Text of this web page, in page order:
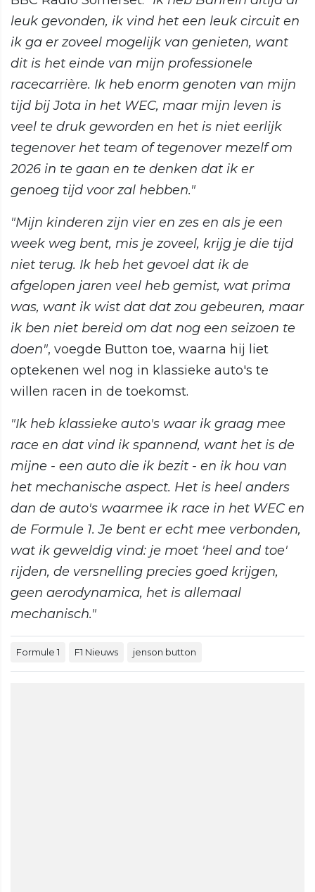
leuk gevonden, ik vind het een leuk circuit en
ik ga er zoveel mogelijk van genieten, want
dit is het einde van mijn professionele
racecarrière. Ik heb enorm genoten van mijn
tijd bij Jota in het WEC, maar mijn leven is
veel te druk geworden en het is niet eerlijk
tegenover het team of tegenover mezelf om
2026 in te gaan en te denken dat ik er
genoeg tijd voor zal hebben."
"Mijn kinderen zijn vier en zes en als je een
week weg bent, mis je zoveel, krijg je die tijd
niet terug. Ik heb het gevoel dat ik de
afgelopen jaren veel heb gemist, wat prima
was, want ik wist dat dat zou gebeuren, maar
ik ben niet bereid om dat nog een seizoen te
doen", voegde Button toe, waarna hij liet
optekenen wel nog in klassieke auto's te
willen racen in de toekomst.
"Ik heb klassieke auto's waar ik graag mee
race en dat vind ik spannend, want het is de
mijne - een auto die ik bezit - en ik hou van
het mechanische aspect. Het is heel anders
dan de auto's waarmee ik race in het WEC en
de Formule 1. Je bent er echt mee verbonden,
wat ik geweldig vind: je moet 'heel and toe'
rijden, de versnelling precies goed krijgen,
geen aerodynamica, het is allemaal
mechanisch."
Formule 1 F1 Nieuws jenson button